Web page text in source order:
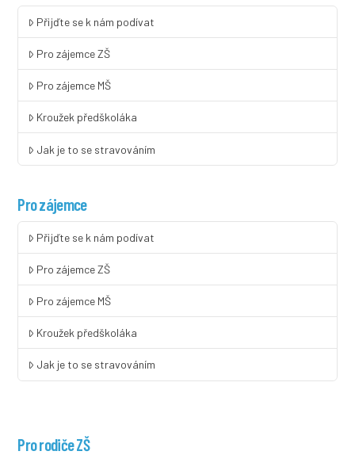
Přijďte se k nám podívat
Pro zájemce ZŠ
Pro zájemce MŠ
Kroužek předškoláka
Jak je to se stravováním
Pro zájemce
Přijďte se k nám podívat
Pro zájemce ZŠ
Pro zájemce MŠ
Kroužek předškoláka
Jak je to se stravováním
Pro rodiče ZŠ